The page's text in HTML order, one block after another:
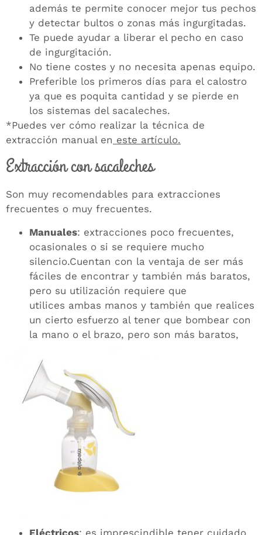
además te permite conocer mejor tus pechos
y detectar bultos o zonas más ingurgitadas.
Te puede ayudar a liberar el pecho en caso
de ingurgitación.
No tiene costes y no necesita apenas equipo.
Preferible los primeros días para el calostro
ya que es poquita cantidad y se pierde en
los sistemas del sacaleches.
*Puedes ver cómo realizar la técnica de
extracción manual en este artículo.
Extracción con sacaleches
Son muy recomendables para extracciones
frecuentes o muy frecuentes.
Manuales: extracciones poco frecuentes,
ocasionales o si se requiere mucho
silencio.Cuentan con la ventaja de ser más
fáciles de encontrar y también más baratos,
pero su utilización requiere que
utilices ambas manos y también que realices
un cierto esfuerzo al tener que bombear con
la mano o el brazo, pero son más baratos,
Eléctricos: es imprescindible tener cuidado